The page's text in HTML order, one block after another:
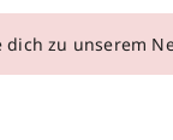
dich zu unserem